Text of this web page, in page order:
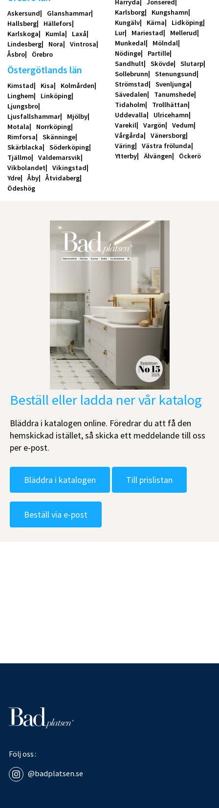
Askersund
Glanshammar
Hallsberg
Hällefors
Karlskoga
Kumla
Laxå
Lindesberg
Nora
Vintrosa
Åsbro
Örebro
Östergötlands län
Kimstad Kisa
Kolmården
Linghem
Linköping
Ljungsbro
Ljusfallshammar
Mjölby
Motala
Norrköping
Rimforsa
Skänninge
Skärblacka
Söderköping
Tjällmo
Valdemarsvik
Vikbolandet
Vikingstad
Ydre
Åby
Åtvidaberg
Ödeshög
Härryda
Jonsered
Karlsborg
Kungshamn
Kungälv
Kärna
Lidköping
Lur
Mariestad
Mellerud
Munkedal
Mölndal
Nödinge
Partille
Sandhult
Skövde
Slutarp
Sollebrunn
Stenungsund
Strömstad
Svenljunga
Sävedalen
Tanumshede
Tidaholm
Trollhättan
Uddevalla
Ulricehamn
Varekil
Vargön
Vedum
Vårgårda
Vänersborg
Väring
Västra frölunda
Ytterby
Älvängen Öckerö
Beställ eller ladda ner vår katalog
Bläddra i katalogen online. Föredrar du att få den
hemskickad istället, så skicka ett meddelande till oss
per e-post.
Bläddra i katalogen Till prislistan
Beställ via e-post
Följ oss
@badplatsen.se